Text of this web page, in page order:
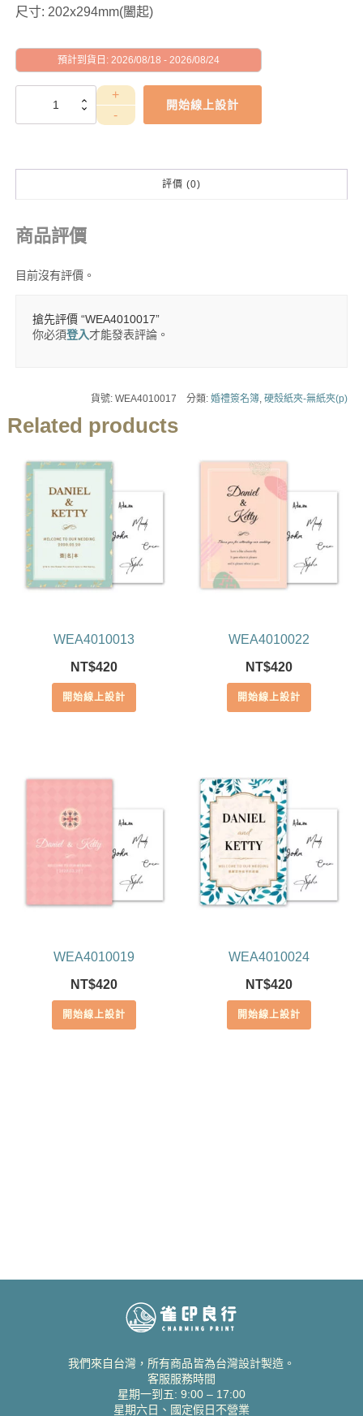
尺寸: 202x294mm(闔起)
預計到貨日: 2026/08/18 - 2026/08/24
WEA4010017
開始線上設計
評價 (0)
商品評價
目前沒有評價。
搶先評價 “WEA4010017”
你必須登入才能發表評論。
貨號:WEA4010017 分類:婚禮簽名簿,硬殼紙夾-無紙夾(p)
Related products
WEA4010013
NT$420
開始線上設計
WEA4010022
NT$420
開始線上設計
WEA4010019
NT$420
開始線上設計
WEA4010024
NT$420
開始線上設計
我們來自台灣，所有商品皆為台灣設計製造。
客服服務時間
星期一到五: 9:00 – 17:00
星期六日、國定假日不營業